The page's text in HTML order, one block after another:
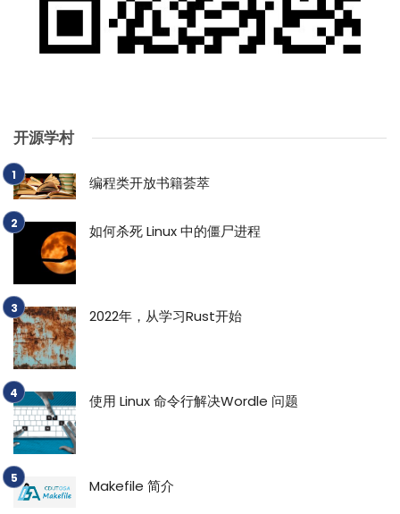
开源学村
编程类开放书籍荟萃
如何杀死 Linux 中的僵尸进程
2022年，从学习Rust开始
使用 Linux 命令行解决Wordle 问题
Makefile 简介